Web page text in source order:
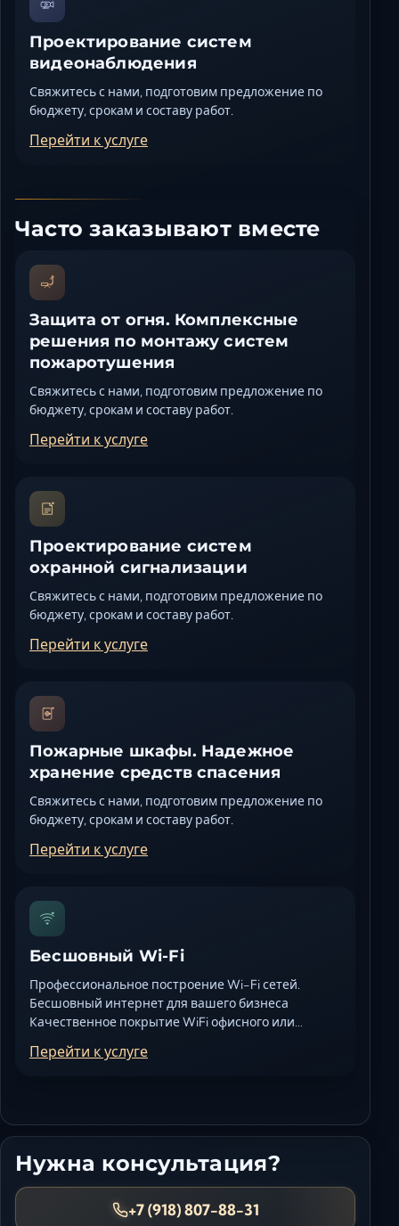
Проектирование систем
видеонаблюдения
Свяжитесь с нами, подготовим предложение по
бюджету, срокам и составу работ.
Перейти к услуге
Часто заказывают вместе
Защита от огня. Комплексные
решения по монтажу систем
пожаротушения
Свяжитесь с нами, подготовим предложение по
бюджету, срокам и составу работ.
Перейти к услуге
Проектирование систем
охранной сигнализации
Свяжитесь с нами, подготовим предложение по
бюджету, срокам и составу работ.
Перейти к услуге
Пожарные шкафы. Надежное
хранение средств спасения
Свяжитесь с нами, подготовим предложение по
бюджету, срокам и составу работ.
Перейти к услуге
Бесшовный Wi-Fi
Профессиональное построение Wi-Fi сетей.
Бесшовный интернет для вашего бизнеса
Качественное покрытие WiFi офисного или…
Перейти к услуге
Нужна консультация?
+7 (918) 807-88-31